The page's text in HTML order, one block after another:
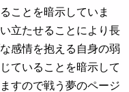
ことを暗示していま
立たせることにより長
感情を抱える自身の弱
ていることを暗示して
すので戦う夢のページ